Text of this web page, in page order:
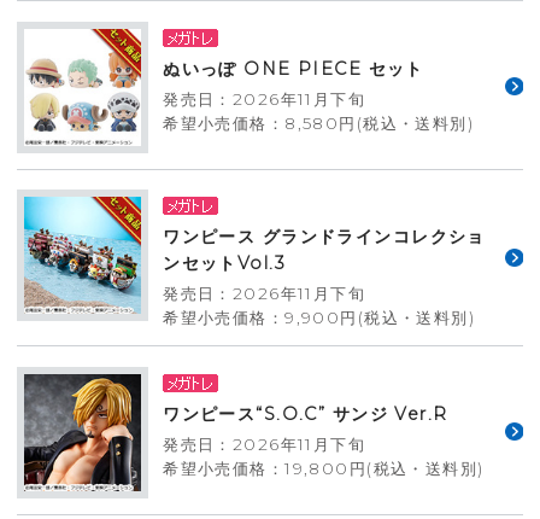
ぬいっぽ ONE PIECE セット
発売日：2026年11月下旬
希望小売価格：8,580円(税込・送料別)
ワンピース グランドラインコレクショ
ンセットVol.3
発売日：2026年11月下旬
希望小売価格：9,900円(税込・送料別)
ワンピース“S.O.C” サンジ Ver.R
発売日：2026年11月下旬
希望小売価格：19,800円(税込・送料別)